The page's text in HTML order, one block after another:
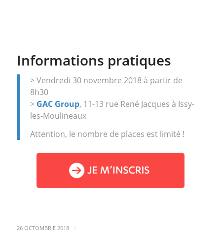
Informations pratiques
> Vendredi 30 novembre 2018 à partir de
8h30
> GAC Group, 11-13 rue René Jacques à Issy-
les-Moulineaux
Attention, le nombre de places est limité !
26 OCTOMBRIE 2018 /